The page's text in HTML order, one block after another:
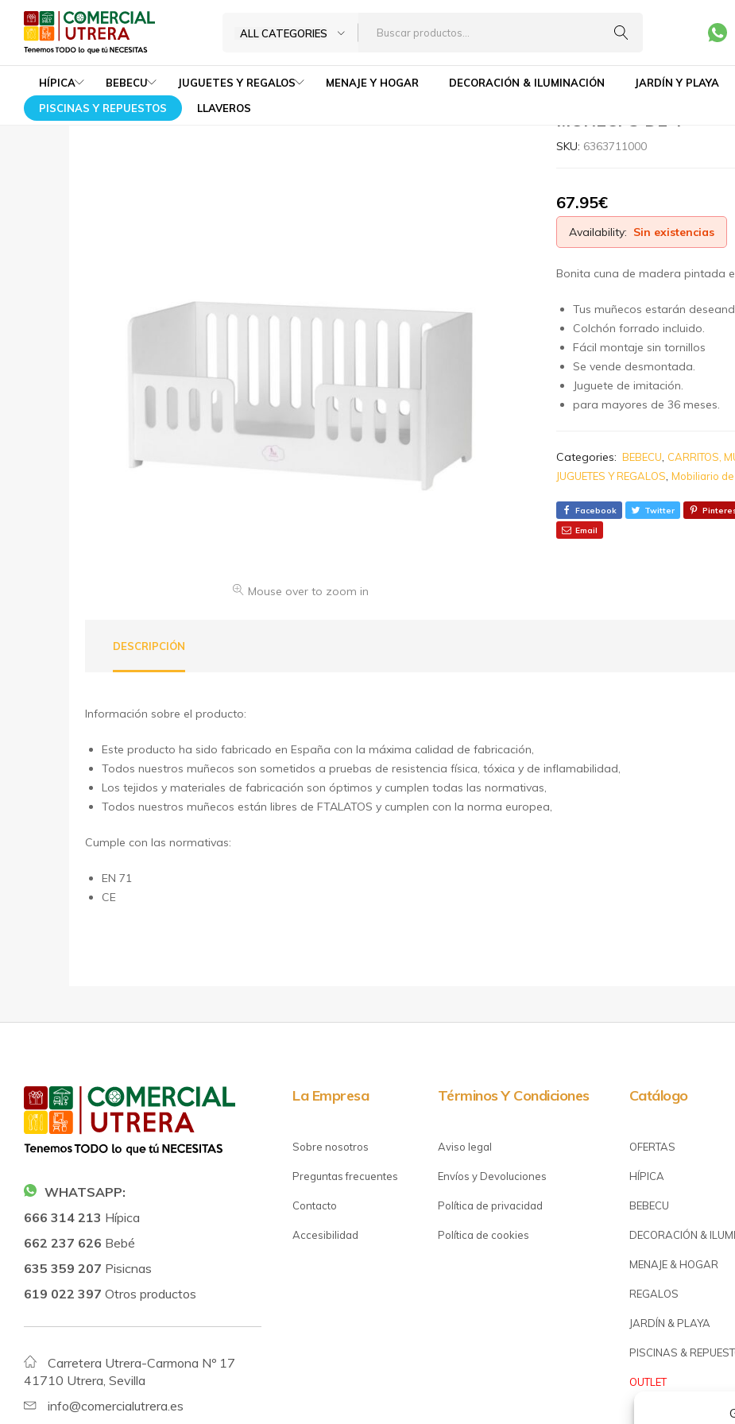
Comercial
Utrera
Tenemos
TODO
lo
que
ALL CATEGORIES
HÍPICA BEBECU JUGUETES Y REGALOS MENAJE Y HOGAR DECORACIÓN & ILUMINACIÓN JARDÍN Y PLAYA
PISCINAS Y REPUESTOS
LLAVEROS
Home JUGUETES Y REGALOS CARRITOS, MUÑECAS Y ACCESORIOS CUNA LITTLE ASI DREAMS C/COLCHÓN PARA MUÑECPS
Mouse over to zoom in
SKU: 6363711000
67.95€
Availability: Sin existencias
Bonita cuna de madera pintada
Tus muñecos estarán
Colchón forrado incluido.
Fácil montaje sin tornillos
Se vende desmontada.
Juguete de imitación.
para mayores de 36 meses.
Categories: BEBECU, CARRITOS,
JUGUETES Y REGALOS,Mobiliario
Facebook Twitter
Email
DESCRIPCIÓN
Información sobre el producto:
Este producto ha sido fabricado en España con la máxima calidad de fabricación,
Todos nuestros muñecos son sometidos a pruebas de resistencia física, tóxica y de inflamabilidad,
Los tejidos y materiales de fabricación son óptimos y cumplen todas las normativas,
Todos nuestros muñecos están libres de FTALATOS y cumplen con la norma europea,
Cumple con las normativas:
EN 71
CE
WHATSAPP:
666 314 213 Hípica
662 237 626 Bebé
635 359 207 Pisicnas
619 022 397 Otros productos
Carretera Utrera-Carmona Nº 17
41710 Utrera, Sevilla
info@comercialutrera.es
La Empresa
Sobre nosotros
Preguntas frecuentes
Contacto
Accesibilidad
Términos Y Condiciones
Aviso legal
Envíos y Devoluciones
Política de privacidad
Política de cookies
Catálogo
OFERTAS
HÍPICA
BEBECU
DECORACIÓN &
MENAJE & HOGAR
REGALOS
JARDÍN & PLAYA
PISCINAS &
OUTLET